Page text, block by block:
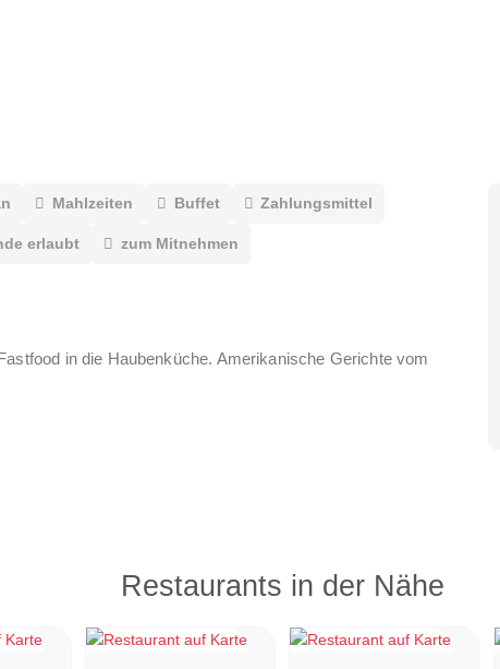
Mahlzeiten Buffet Zahlungsmittel
erlaubt zum Mitnehmen
in die Haubenküche. Amerikanische Gerichte vom
Restaurants in der Nähe